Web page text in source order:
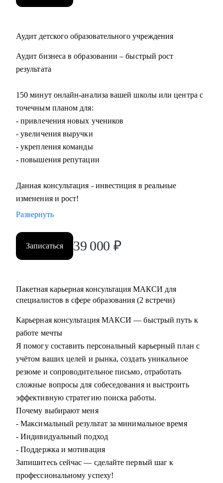
Аудит детского образовательного учреждения
Аудит бизнеса в образовании – быстрый рост
результата
150 минут онлайн-анализа вашей школы или центра с
точечным планом для:
- привлечения новых учеников
- увеличения выручки
- укрепления команды
- повышения репутации
Данная консультация - инвестиция в реальные
изменения и рост!
Развернуть
Записаться 39 000 ₽
Пакетная карьерная консультация МАКСИ для
специалистов в сфере образования (2 встречи)
Карьерная консультация МАКСИ — быстрый путь к
работе мечты
Я помогу составить персональный карьерный план с
учётом ваших целей и рынка, создать уникальное
резюме и сопроводительное письмо, отработать
сложные вопросы для собеседования и выстроить
эффективную стратегию поиска работы.
Почему выбирают меня
- Максимальный результат за минимальное время
- Индивидуальный подход
- Поддержка и мотивация
Запишитесь сейчас — сделайте первый шаг к
профессиональному успеху!